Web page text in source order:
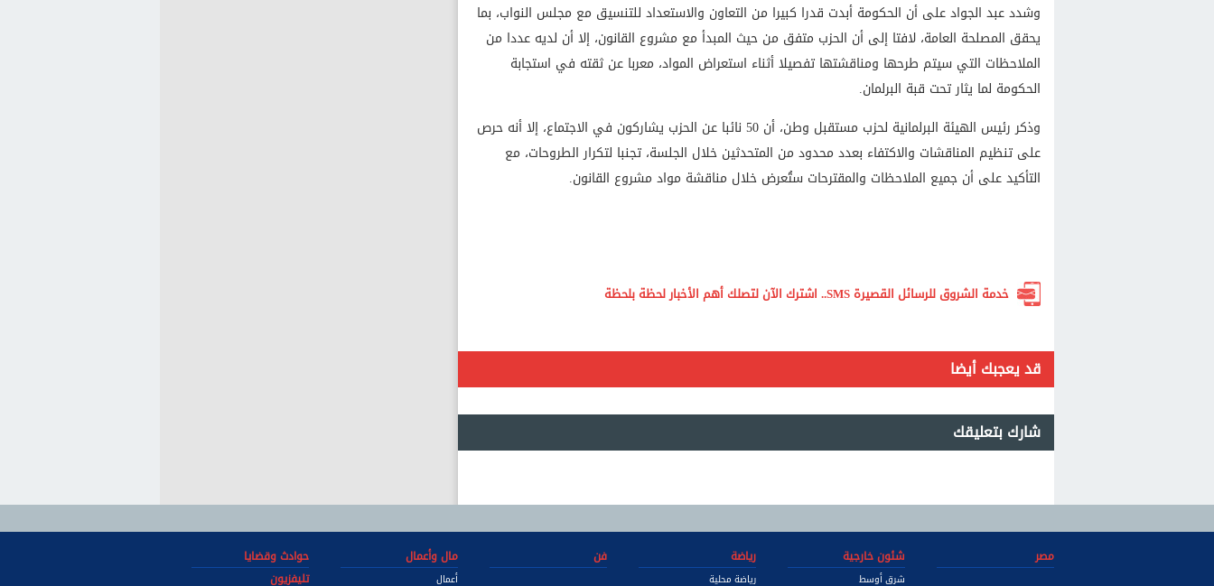
وشدد عبد الجواد على أن الحكومة أبدت قدرا كبيرا من التعاون والاستعداد للتنسيق مع مجلس النواب، بما
يحقق المصلحة العامة، لافتا إلى أن الحزب متفق من حيث المبدأ مع مشروع القانون، إلا أن لديه عددا من
الملاحظات التي سيتم طرحها ومناقشتها تفصيلا أثناء استعراض المواد، معربا عن ثقته في استجابة
الحكومة لما يثار تحت قبة البرلمان.
وذكر رئيس الهيئة البرلمانية لحزب مستقبل وطن، أن 50 نائبا عن الحزب يشاركون في الاجتماع، إلا أنه حرص
على تنظيم المناقشات والاكتفاء بعدد محدود من المتحدثين خلال الجلسة، تجنبا لتكرار الطروحات، مع
التأكيد على أن جميع الملاحظات والمقترحات ستُعرض خلال مناقشة مواد مشروع القانون.
خدمة الشروق للرسائل القصيرة SMS.. اشترك الآن لتصلك أهم الأخبار لحظة بلحظة
قد يعجبك أيضا
شارك بتعليقك
مصر شئون خارجية
شرق أوسط
رياضة
رياضة محلية
فن مال وأعمال
أعمال
حوادث وقضايا
تليفزيون